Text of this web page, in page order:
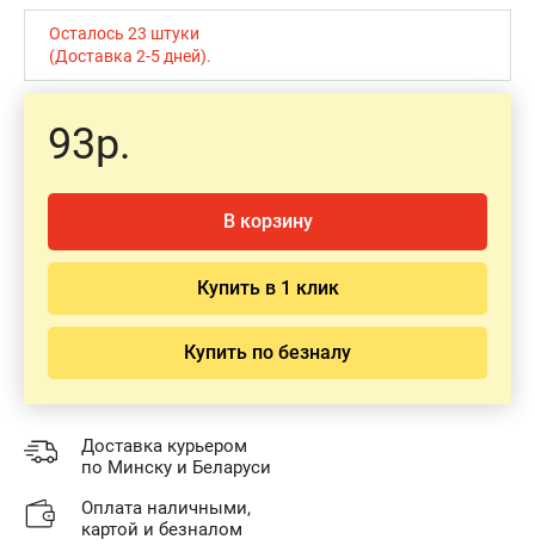
Осталось 23 штуки
(Доставка 2-5 дней).
93р.
В корзину
Купить в 1 клик
Купить по безналу
Доставка курьером
по Минску и Беларуси
Оплата наличными,
картой и безналом